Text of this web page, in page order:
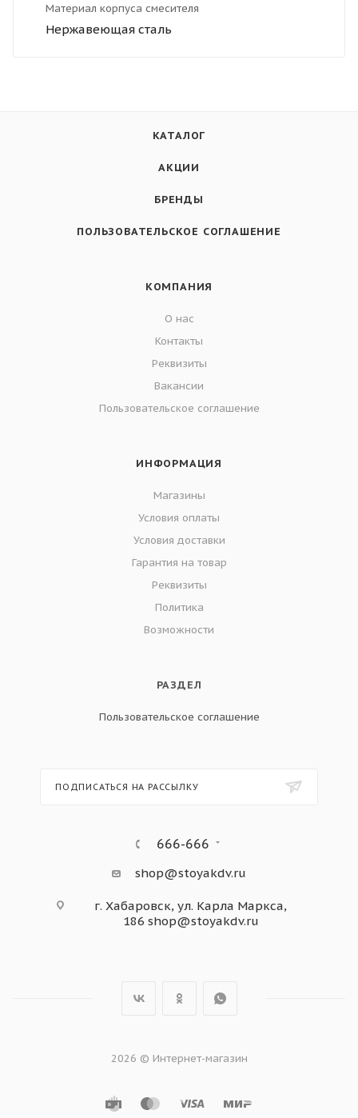
Материал корпуса смесителя
Нержавеющая сталь
КАТАЛОГ
АКЦИИ
БРЕНДЫ
ПОЛЬЗОВАТЕЛЬСКОЕ СОГЛАШЕНИЕ
КОМПАНИЯ
О нас
Контакты
Реквизиты
Вакансии
Пользовательское соглашение
ИНФОРМАЦИЯ
Магазины
Условия оплаты
Условия доставки
Гарантия на товар
Реквизиты
Политика
Возможности
РАЗДЕЛ
Пользовательское соглашение
ПОДПИСАТЬСЯ НА РАССЫЛКУ
666-666
shop@stoyakdv.ru
г. Хабаровск, ул. Карла Маркса,
186 shop@stoyakdv.ru
2026 © Интернет-магазин